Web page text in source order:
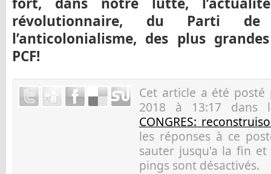
révolutionnaire, du Parti
l’anticolonialisme, des plus
PCF!
Cet article a été
2018 à 13:17 dans
CONGRES:
les réponses à ce
sauter jusqu'a la fin et
pings sont désactivés.